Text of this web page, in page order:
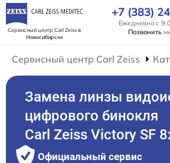
Сервисный центр Carl Zeissв
Новосибирске
+7 (383)
Ежедневно с
Позвонить
Сервисный центр Carl Zeiss
Замена линзы
цифрового бинокля
Carl Zeiss Victory SF
Официальный сервис